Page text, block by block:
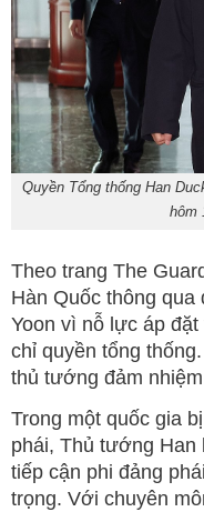
Quyền Tổng thống Han
hôm
Theo trang The
Hàn Quốc thông qua
Yoon vì nỗ lực áp
chỉ quyền tổng
thủ tướng đảm
Trong một quốc gia
phái, Thủ tướng Han
tiếp cận phi đảng
trọng. Với chuyên